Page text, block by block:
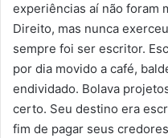
experiências aí não foram
Direito, mas nunca
sempre foi ser escritor.
por dia movido a café,
endividado. Bolava
certo. Seu destino era
fim de pagar seus